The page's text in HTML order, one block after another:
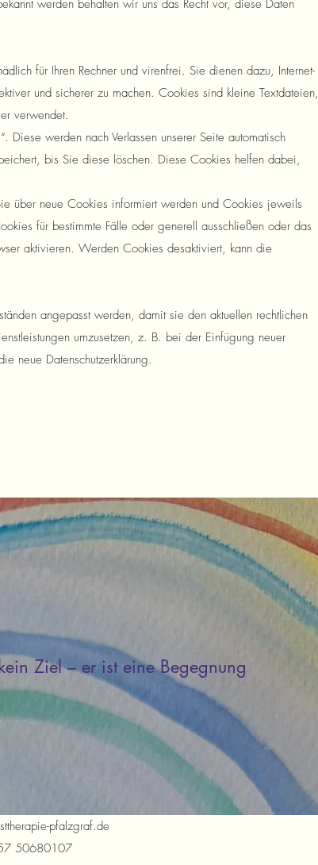
werden behalten wir uns das Recht vor, diese Daten
für Ihren Rechner und virenfrei. Sie dienen dazu, Internet-
und sicherer zu machen. Cookies sind kleine Textdateien,
verwendet.
werden nach Verlassen unserer Seite automatisch
bis Sie diese löschen. Diese Cookies helfen dabei,
über neue Cookies informiert werden und Cookies jeweils
für bestimmte Fälle oder generell ausschließen oder das
aktivieren. Werden Cookies desaktiviert, kann die
angepasst werden, damit sie den aktuellen rechtlichen
umzusetzen, z. B. bei der Einfügung neuer
neue Datenschutzerklärung.
Ziel – er ist eine Begegnung
pfalzgraf.de
50680107